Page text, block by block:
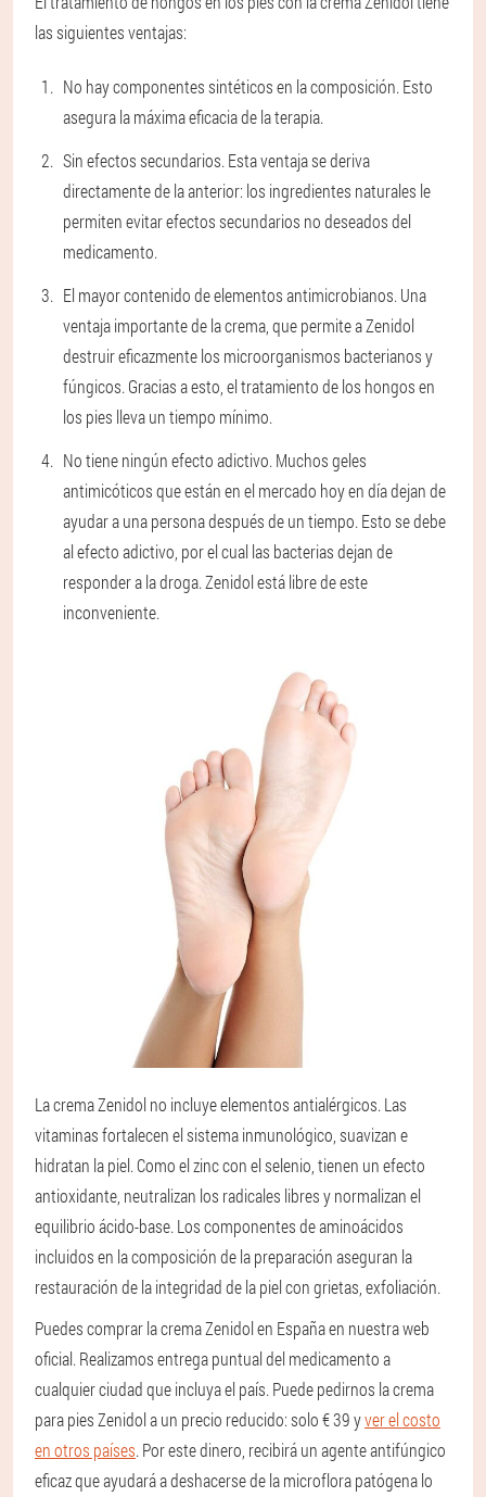
las siguientes ventajas:
No hay componentes sintéticos en la composición. Esto
asegura la máxima eficacia de la terapia.
Sin efectos secundarios. Esta ventaja se deriva
directamente de la anterior: los ingredientes naturales le
permiten evitar efectos secundarios no deseados del
medicamento.
El mayor contenido de elementos antimicrobianos. Una
ventaja importante de la crema, que permite a Zenidol
destruir eficazmente los microorganismos bacterianos y
fúngicos. Gracias a esto, el tratamiento de los hongos en
los pies lleva un tiempo mínimo.
No tiene ningún efecto adictivo. Muchos geles
antimicóticos que están en el mercado hoy en día dejan de
ayudar a una persona después de un tiempo. Esto se debe
al efecto adictivo, por el cual las bacterias dejan de
responder a la droga. Zenidol está libre de este
inconveniente.
La crema Zenidol no incluye elementos antialérgicos. Las
vitaminas fortalecen el sistema inmunológico, suavizan e
hidratan la piel. Como el zinc con el selenio, tienen un efecto
antioxidante, neutralizan los radicales libres y normalizan el
equilibrio ácido-base. Los componentes de aminoácidos
incluidos en la composición de la preparación aseguran la
restauración de la integridad de la piel con grietas, exfoliación.
Puedes comprar la crema Zenidol en España en nuestra web
oficial. Realizamos entrega puntual del medicamento a
cualquier ciudad que incluya el país. Puede pedirnos la crema
para pies Zenidol a un precio reducido: solo € 39 yver el costo
en otros países. Por este dinero, recibirá un agente antifúngico
eficaz que ayudará a deshacerse de la microflora patógena lo